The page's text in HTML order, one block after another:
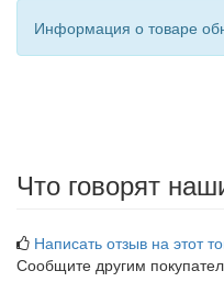
Информация о товаре
Что говорят
Написать отзыв на этот
Сообщите другим